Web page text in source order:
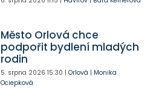
Město Orlová chce
podpořit bydlení mladých
rodin
5. srpna 2026 15:30 | Orlová | Monika
Ociepková